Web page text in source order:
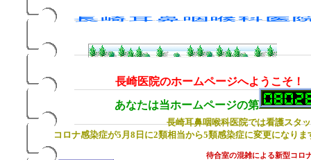
長崎耳鼻咽喉科医院では看護スタ
コロナ感染症が5月8日に2類相当から5類感染症に変更になり
待合室の混雑による新型コロ
長崎医院のホームページへようこそ！
あなたは当ホームページの第